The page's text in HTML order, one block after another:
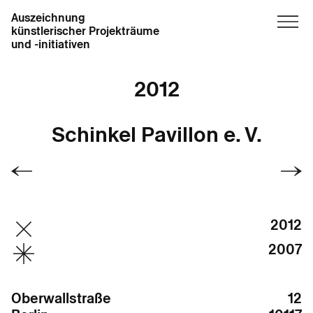
Auszeichnung
künstlerischer Projekträume
und -initiativen
2012
Schinkel Pavillon e. V.
2012
2007
Oberwallstraße
12